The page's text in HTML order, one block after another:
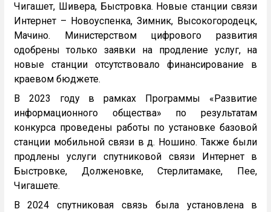
Чигашет, Шивера, Быстровка. Новые станции связи
Интернет – Новоуспенка, Зимник, Высокогородецк,
Мачино. Министерством цифрового развития
одобрены только заявки на продление услуг, на
новые станции отсутствовало финансирование в
краевом бюджете.
В 2023 году в рамках Программы «Развитие
информационного общества» по результатам
конкурса проведены работы по установке базовой
станции мобильной связи в д. Ношино. Также были
продлены услуги спутниковой связи Интернет в
Быстровке, Долженовке, Стерлитамаке, Пее,
Чигашете.
В 2024 спутниковая связь была установлена в